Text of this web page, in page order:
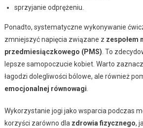
sprzyjanie odprężeniu.
Ponadto, systematyczne wykonywanie
zmniejszyć napięcia związane z zespołem
przedmiesiączkowego (PMS). To
lepsze samopoczucie kobiet. Warto
łagodzi dolegliwości bólowe, ale również
emocjonalnej równowagi.
Wykorzystanie jogi jako wsparcia podczas
korzyści zarówno dla zdrowia fizycznego,